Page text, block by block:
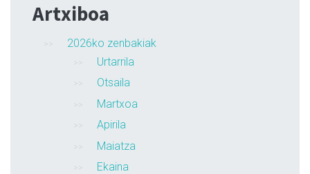
Artxiboa
2026ko zenbakiak
Urtarrila
Otsaila
Martxoa
Apirila
Maiatza
Ekaina